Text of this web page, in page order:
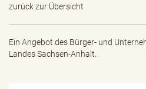
zurück zur Übersicht
Ein Angebot des Bürger- und
Landes Sachsen-Anhalt.